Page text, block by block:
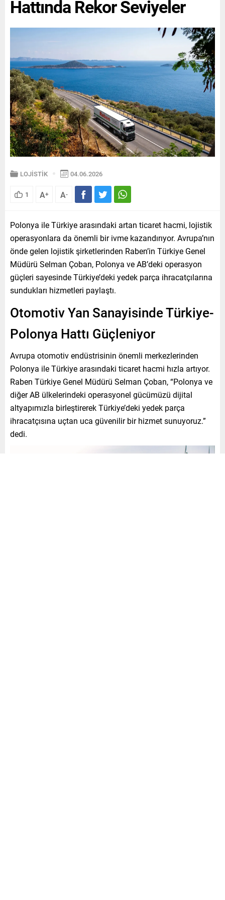
Hattında Rekor Seviyeler
LOJİSTİK 04.06.2026
1 A+ A-
Polonya ile Türkiye arasındaki artan ticaret hacmi, lojistik
operasyonlara da önemli bir ivme kazandırıyor. Avrupa’nın
önde gelen lojistik şirketlerinden Raben’in Türkiye Genel
Müdürü Selman Çoban, Polonya ve AB’deki operasyon
güçleri sayesinde Türkiye’deki yedek parça ihracatçılarına
sundukları hizmetleri paylaştı.
Otomotiv Yan Sanayisinde Türkiye-
Polonya Hattı Güçleniyor
Avrupa otomotiv endüstrisinin önemli merkezlerinden
Polonya ile Türkiye arasındaki ticaret hacmi hızla artıyor.
Raben Türkiye Genel Müdürü Selman Çoban, “Polonya ve
diğer AB ülkelerindeki operasyonel gücümüzü dijital
altyapımızla birleştirerek Türkiye’deki yedek parça
ihracatçısına uçtan uca güvenilir bir hizmet sunuyoruz.”
dedi.